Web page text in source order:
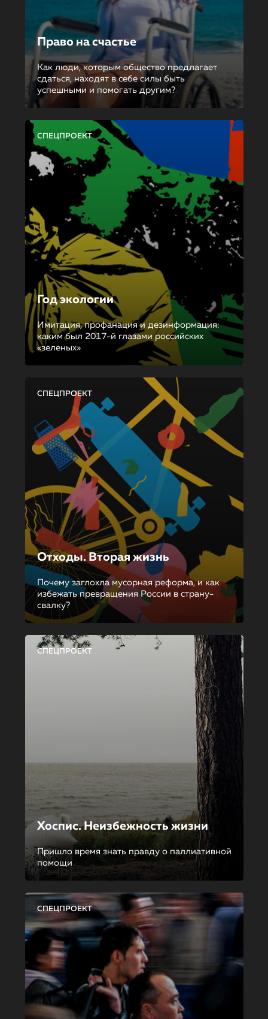
Право на счастье
Как люди, которым общество предлагает
сдаться, находят в себе силы быть
успешными и помогать другим?
СПЕЦПРОЕКТ
Год экологии
Имитация, профанация и дезинформация:
каким был 2017-й глазами российских
«зеленых»
СПЕЦПРОЕКТ
Отходы. Вторая жизнь
Почему заглохла мусорная реформа, и как
избежать превращения России в страну-
свалку?
СПЕЦПРОЕКТ
Хоспис. Неизбежность жизни
Пришло время знать правду о паллиативной
помощи
СПЕЦПРОЕКТ